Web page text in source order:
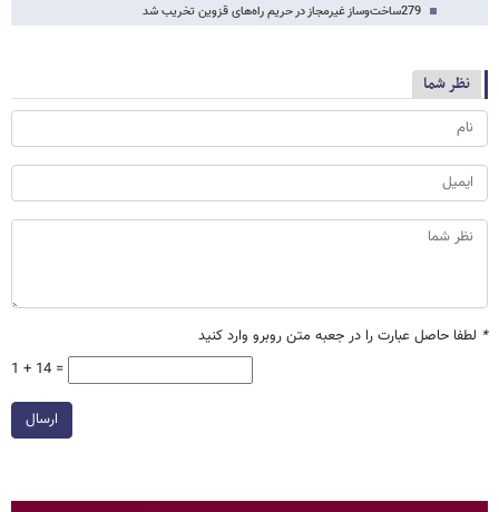
279ساخت‌وساز غیرمجاز در حریم راه‌های قزوین تخریب شد
نظر شما
* لطفا حاصل عبارت را در جعبه متن روبرو وارد کنید
1 + 14 =
ارسال